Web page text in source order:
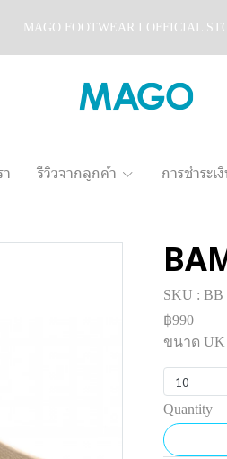
MAGO FOOTWEAR I OFFICIAL
รีวิวจากลูกค้า การชำระเ
SKU : BB
฿990
ขนาด UK
10
Quantity